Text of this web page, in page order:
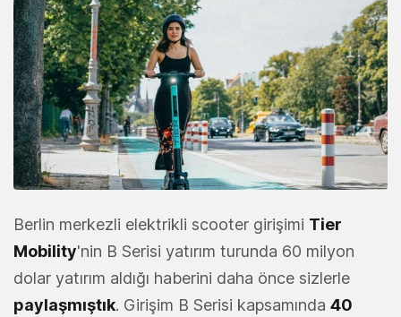
Berlin merkezli elektrikli scooter girişimi Tier
Mobility'nin B Serisi yatırım turunda 60 milyon
dolar yatırım aldığı haberini daha önce sizlerle
paylaşmıştık. Girişim B Serisi kapsamında 40